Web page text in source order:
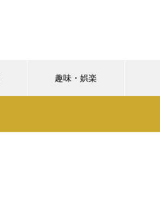
趣味・娯楽